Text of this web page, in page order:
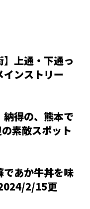
】上通・下通っ
ンストリー
納得の、熊本で
素敵スポット
であか牛丼を味
2/15更